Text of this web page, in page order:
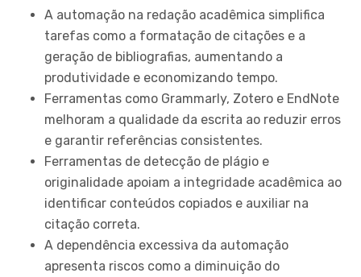
A automação na redação acadêmica simplifica
tarefas como a formatação de citações e a
geração de bibliografias, aumentando a
produtividade e economizando tempo.
Ferramentas como Grammarly, Zotero e EndNote
melhoram a qualidade da escrita ao reduzir erros
e garantir referências consistentes.
Ferramentas de detecção de plágio e
originalidade apoiam a integridade acadêmica ao
identificar conteúdos copiados e auxiliar na
citação correta.
A dependência excessiva da automação
apresenta riscos como a diminuição do